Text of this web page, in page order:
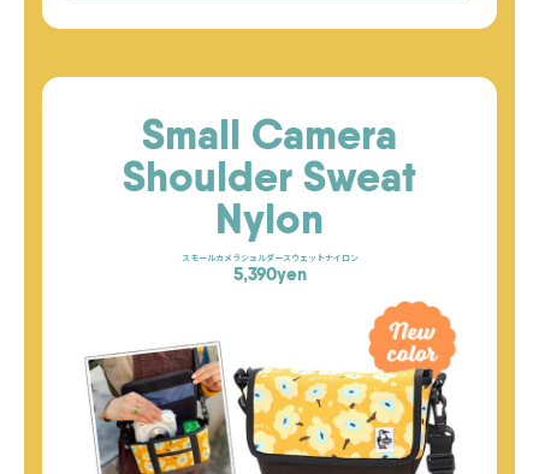
Small Camera
Shoulder Sweat
Nylon
スモールカメラショルダースウェットナイロン
5,390yen